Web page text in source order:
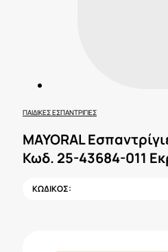
ΠΑΙΔΙΚΈΣ ΕΣΠΑΝΤΡΊΓΙΕΣ
MAYORAL
Κωδ. 25-43684-011
ΚΩΔΙΚΟΣ: